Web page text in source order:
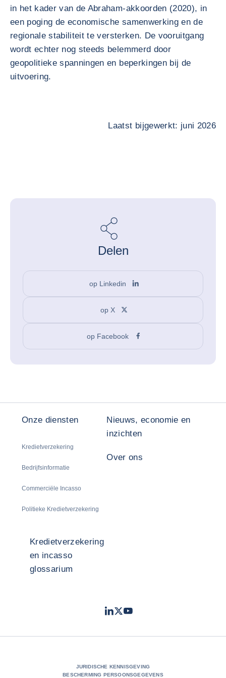
in het kader van de Abraham-akkoorden (2020), in
een poging de economische samenwerking en de
regionale stabiliteit te versterken. De vooruitgang
wordt echter nog steeds belemmerd door
geopolitieke spanningen en beperkingen bij de
uitvoering.
Laatst bijgewerkt: juni 2026
Delen
op Linkedin
op X
op Facebook
Onze diensten
Kredietverzekering
Bedrijfsinformatie
Commerciële Incasso
Politieke Kredietverzekering
Nieuws, economie en
inzichten
Over ons
Kredietverzekering
en incasso
glossarium
LinkedIn
TwitterYoutube
JURIDISCHE KENNISGEVING
BESCHERMING PERSOONSGEGEVENS